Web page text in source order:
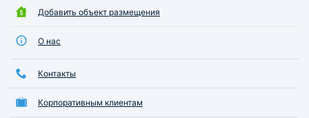
Добавить объект размещения
О нас
Контакты
Корпоративным клиентам